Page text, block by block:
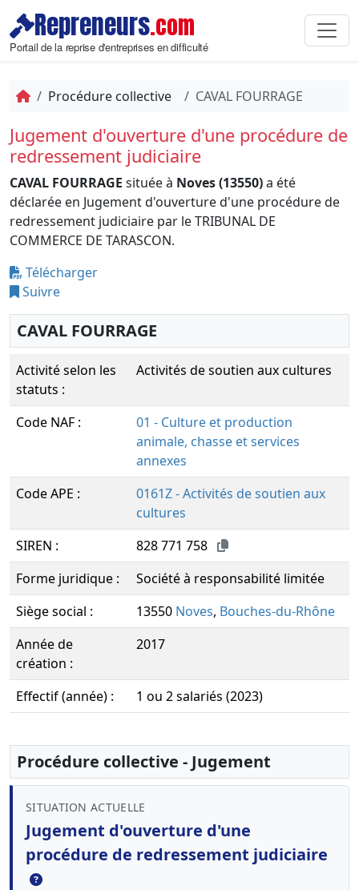
Repreneurs.com
Portail de la reprise d'entreprises en difficulté
Procédure collective CAVAL FOURRAGE
Jugement d'ouverture d'une procédure de
redressement judiciaire
CAVAL FOURRAGE située à Noves (13550)a été
déclarée en Jugement d'ouverture d'une procédure de
redressement judiciaire par le TRIBUNAL DE
COMMERCE DE TARASCON.
Télécharger
Suivre
CAVAL FOURRAGE
Activité selon les
statuts :
Activités de soutien aux cultures
Code NAF :
01 - Culture et production
animale, chasse et services
annexes
Code APE :
0161Z - Activités de soutien aux
cultures
SIREN :
828 771 758
Forme juridique :
Société à responsabilité limitée
Siège social :
13550 Noves, Bouches-du-Rhône
Année de
création :
2017
Effectif (année) : 1 ou 2 salariés (2023)
Procédure collective - Jugement
SITUATION ACTUELLE
Jugement d'ouverture d'une
procédure de redressement judiciaire